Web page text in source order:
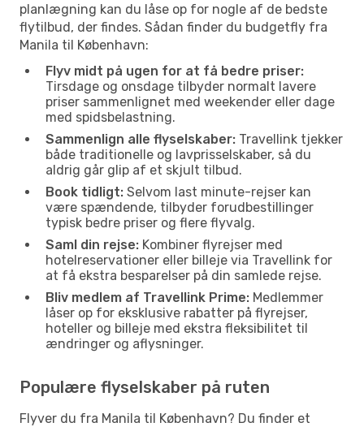
planlægning kan du låse op for nogle af de bedste
flytilbud, der findes. Sådan finder du budgetfly fra
Manila til København:
Flyv midt på ugen for at få bedre priser:
Tirsdage og onsdage tilbyder normalt lavere
priser sammenlignet med weekender eller dage
med spidsbelastning.
Sammenlign alle flyselskaber: Travellink tjekker
både traditionelle og lavprisselskaber, så du
aldrig går glip af et skjult tilbud.
Book tidligt: Selvom last minute-rejser kan
være spændende, tilbyder forudbestillinger
typisk bedre priser og flere flyvalg.
Saml din rejse: Kombiner flyrejser med
hotelreservationer eller billeje via Travellink for
at få ekstra besparelser på din samlede rejse.
Bliv medlem af Travellink Prime: Medlemmer
låser op for eksklusive rabatter på flyrejser,
hoteller og billeje med ekstra fleksibilitet til
ændringer og aflysninger.
Populære flyselskaber på ruten
Flyver du fra Manila til København? Du finder et